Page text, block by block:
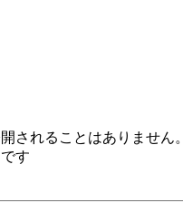
されることはありません。
す